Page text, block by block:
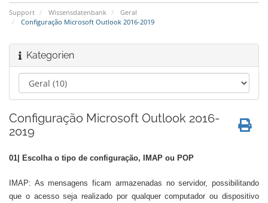
Support Wissensdatenbank
Geral
Configuração Microsoft Outlook 2016-2019
Kategorien
Configuração Microsoft Outlook 2016-
2019
01| Escolha o tipo de configuração, IMAP ou POP
IMAP: As mensagens ficam armazenadas no servidor, possibilitando
que o acesso seja realizado por qualquer computador ou dispositivo